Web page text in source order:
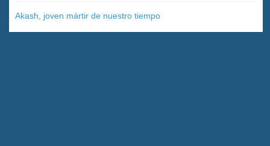
Akash, joven mártir de nuestro tiempo